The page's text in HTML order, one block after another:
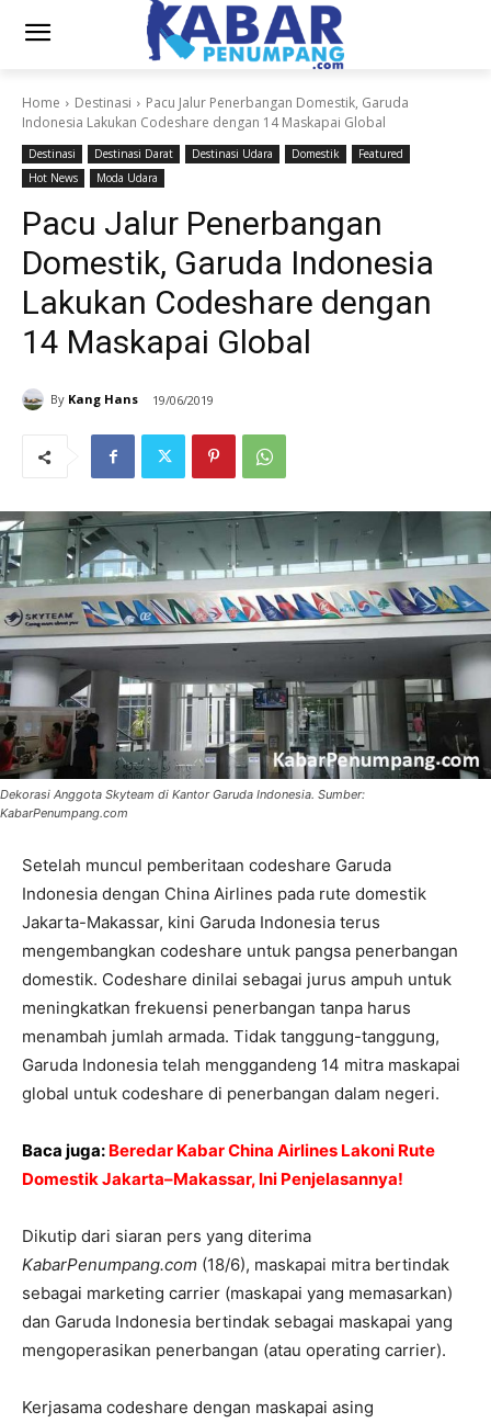
Home Destinasi
Pacu Jalur Penerbangan Domestik, Garuda
Indonesia Lakukan Codeshare dengan 14 Maskapai Global
Destinasi Destinasi Darat Destinasi Udara Domestik
Featured
Hot News
Moda Udara
Pacu Jalur Penerbangan
Domestik, Garuda Indonesia
Lakukan Codeshare dengan
14 Maskapai Global
By Kang Hans 19/06/2019
Dekorasi Anggota Skyteam di Kantor Garuda Indonesia. Sumber:
KabarPenumpang.com
Setelah muncul pemberitaan codeshare Garuda
Indonesia dengan China Airlines pada rute domestik
Jakarta-Makassar, kini Garuda Indonesia terus
mengembangkan codeshare untuk pangsa penerbangan
domestik. Codeshare dinilai sebagai jurus ampuh untuk
meningkatkan frekuensi penerbangan tanpa harus
menambah jumlah armada. Tidak tanggung-tanggung,
Garuda Indonesia telah menggandeng 14 mitra maskapai
global untuk codeshare di penerbangan dalam negeri.
Baca juga: Beredar Kabar China Airlines Lakoni Rute
Domestik Jakarta–Makassar, Ini Penjelasannya!
Dikutip dari siaran pers yang diterima
KabarPenumpang.com (18/6), maskapai mitra bertindak
sebagai marketing carrier (maskapai yang memasarkan)
dan Garuda Indonesia bertindak sebagai maskapai yang
mengoperasikan penerbangan (atau operating carrier).
Kerjasama codeshare dengan maskapai asing